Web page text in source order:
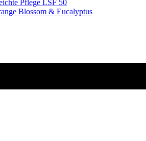
Pflege LSF 50
Blossom & Eucalyptus